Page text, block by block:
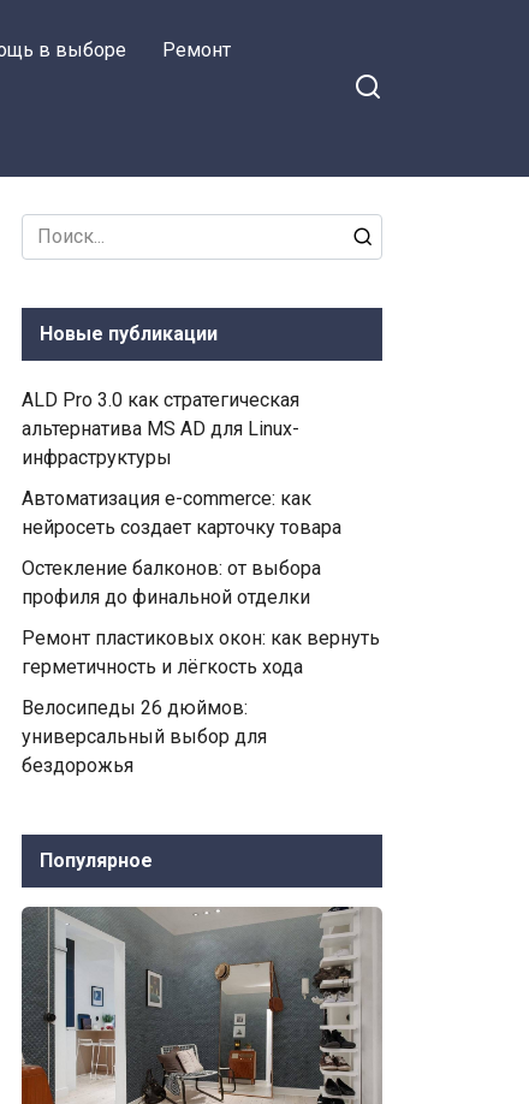
в выборе Ремонт
Search
for:
Новые публикации
ALD Pro 3.0 как стратегическая
альтернатива MS AD для Linux-
инфраструктуры
Автоматизация e-commerce: как
нейросеть создает карточку товара
Остекление балконов: от выбора
профиля до финальной отделки
Ремонт пластиковых окон: как вернуть
герметичность и лёгкость хода
Велосипеды 26 дюймов:
универсальный выбор для
бездорожья
Популярное